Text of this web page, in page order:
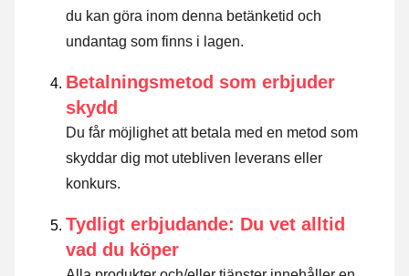
du kan göra inom denna betänketid och
undantag som finns i lagen.
Betalningsmetod som erbjuder
skydd
Du får möjlighet att betala med en metod som
skyddar dig mot utebliven leverans eller
konkurs.
Tydligt erbjudande: Du vet alltid
vad du köper